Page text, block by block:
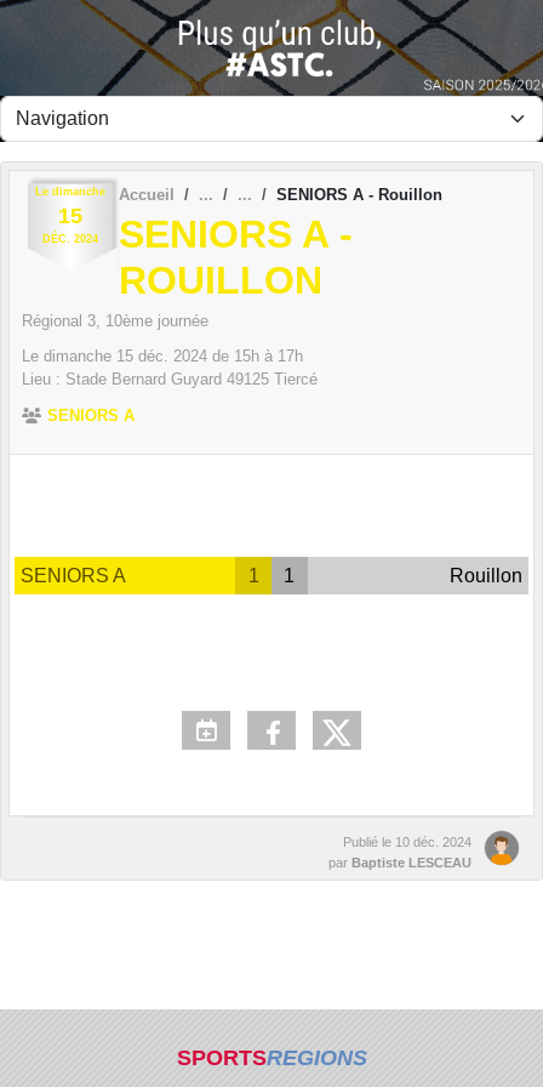
Le dimanche
15
DÉC. 2024
Accueil SENIORS A - Rouillon
SENIORS A -
ROUILLON
Régional 3, 10ème journée
Le dimanche 15 déc. 2024 de 15h à 17h
Lieu : Stade Bernard Guyard 49125 Tiercé
SENIORS A
SENIORS A 1 1 Rouillon
Publié le 10 déc. 2024
par Baptiste LESCEAU
SPORTSREGIONS
Panneau de gestion des cookies